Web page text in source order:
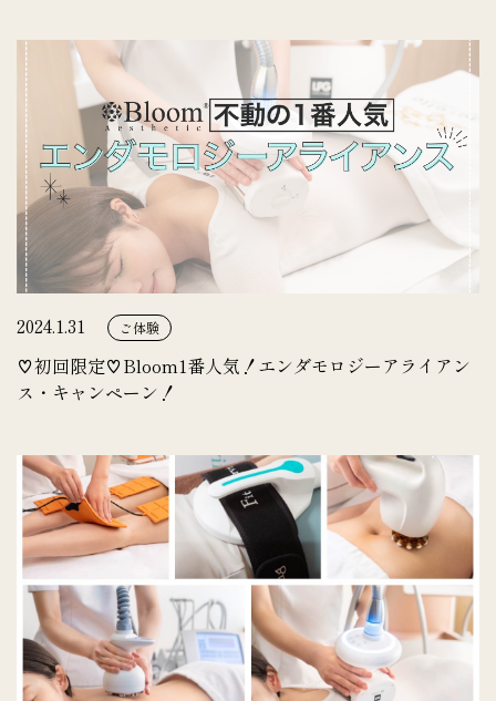
2024.1.31 ご体験
♡初回限定♡Bloom1番人気！エンダモロジーアライアン
ス・キャンペーン！